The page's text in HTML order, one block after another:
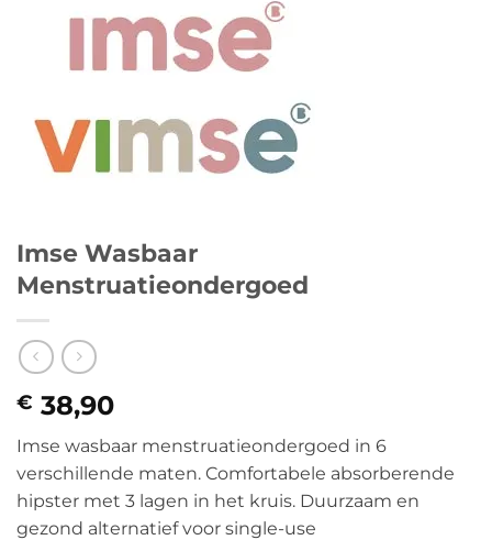
Imse Wasbaar
Menstruatieondergoed
€ 38,90
Imse wasbaar menstruatieondergoed in 6
verschillende maten. Comfortabele absorberende
hipster met 3 lagen in het kruis. Duurzaam en
gezond alternatief voor single-use